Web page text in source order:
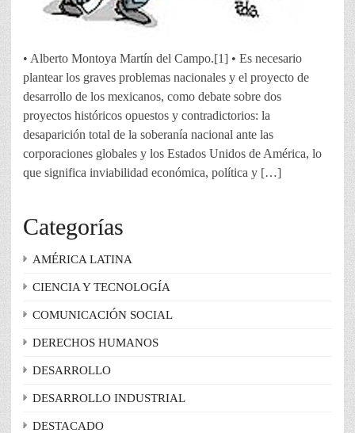
• Alberto Montoya Martín del Campo.[1] • Es necesario
plantear los graves problemas nacionales y el proyecto de
desarrollo de los mexicanos, como debate sobre dos
proyectos históricos opuestos y contradictorios: la
desaparición total de la soberanía nacional ante las
corporaciones globales y los Estados Unidos de América, lo
que significa inviabilidad económica, política y […]
Categorías
AMÉRICA LATINA
CIENCIA Y TECNOLOGÍA
COMUNICACIÓN SOCIAL
DERECHOS HUMANOS
DESARROLLO
DESARROLLO INDUSTRIAL
DESTACADO